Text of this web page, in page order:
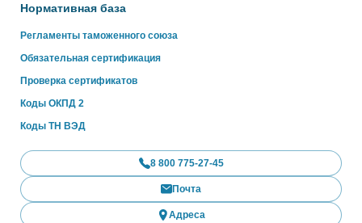
Нормативная база
Регламенты таможенного союза
Обязательная сертификация
Проверка сертификатов
Коды ОКПД 2
Коды ТН ВЭД
8 800 775-27-45
Почта
Адреса